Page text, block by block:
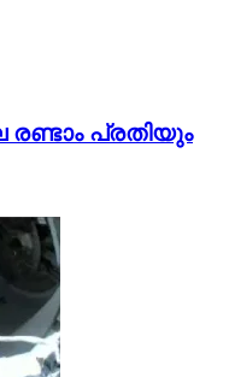
രണ്ടാം പ്രതിയും